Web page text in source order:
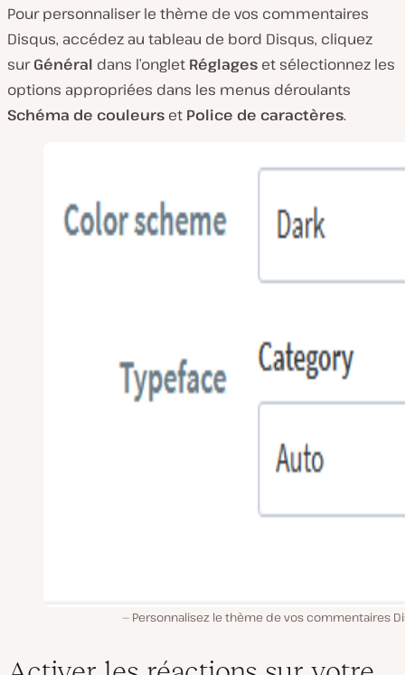
Pour personnaliser le thème de vos commentaires
Disqus, accédez au tableau de bord Disqus, cliquez
surGénéral dans l’onglet Réglages et sélectionnez les
options appropriées dans les menus déroulants
Schéma de couleurs et Police de caractères.
Personnalisez le thème de vos commentaires